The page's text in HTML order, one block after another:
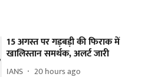
15 अगस्त पर गड़बड़ी की फिराक में
खालिस्तान समर्थक, अलर्ट जारी
IANS 20 hours ago